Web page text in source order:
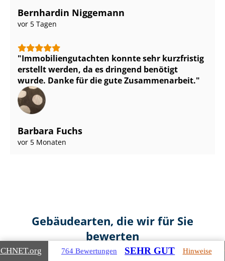
Bernhardin Niggemann
vor 5 Tagen
Im­mo­bi­li­en­gut­ach­ten konnte sehr kurzfristig
erstellt werden, da es dringend benötigt
wurde. Danke für die gute Zusammenarbeit.
Barbara Fuchs
vor 5 Monaten
Gebäudearten, die wir für Sie
bewerten
.org 764 Bewertungen SEHR GUT Hinweise